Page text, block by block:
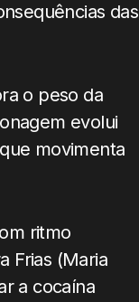
das
o peso da
evolui
movimenta
ritmo
Frias (Maria
a cocaína